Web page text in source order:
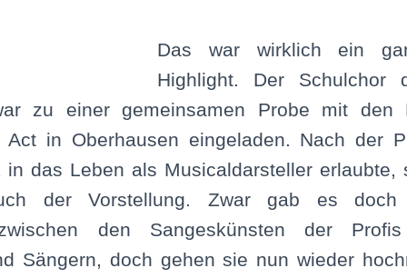
Das war wirklich ein
Highlight. Der Schulchor
zu einer gemeinsamen Probe mit den
Act in Oberhausen eingeladen. Nach der
in das Leben als Musicaldarsteller erlaubte,
der Vorstellung. Zwar gab es doch
den Sangeskünsten der
Sängern, doch gehen sie nun wieder